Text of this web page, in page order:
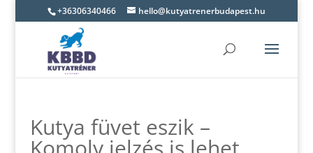
+36306340466 hello@kutyatrenerbudapest.hu
Kutya füvet eszik –